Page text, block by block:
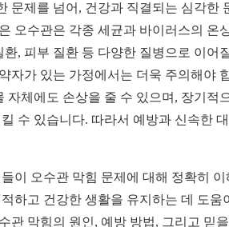
문제를 넘어, 건강과 직결되는 심각한
오수관은 각종 세균과 바이러스의 온
, 피부 질환 등 다양한 질병으로 이어
자가 있는 가정에서는 더욱 주의해야
자체에도 손상을 줄 수 있으며, 장기적
수 있습니다. 따라서 예방과 신속한
이 오수관 막힘 문제에 대해 정확히 이
하고 건강한 생활을 유지하는 데 도움
관 막힘의 원인, 예방 방법, 그리고 믿